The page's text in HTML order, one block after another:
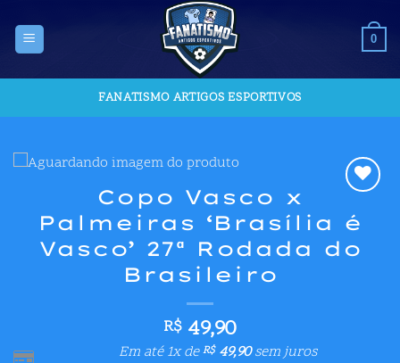
content
0
FANATISMO ARTIGOS ESPORTIVOS
aos meus
desejos
Copo Vasco x
Palmeiras ‘Brasília é
Vasco’ 27ª Rodada do
Brasileiro
R$ 49,90
Em até 1x deR$49,90sem juros